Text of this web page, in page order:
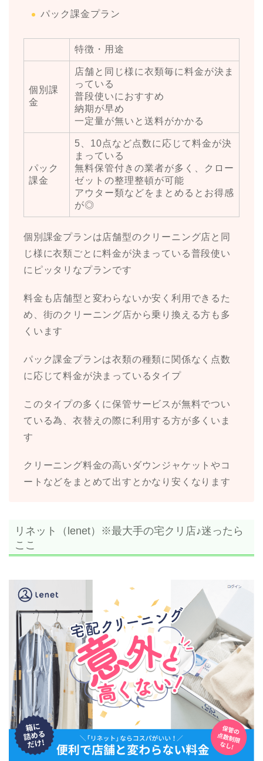
パック課金プラン
特徴・用途
個別課
金
店舗と同じ様に衣類毎に料金が決ま
っている
普段使いにおすすめ
納期が早め
一定量が無いと送料がかかる
パック
課金
5、10点など点数に応じて料金が決
まっている
無料保管付きの業者が多く、クロー
ゼットの整理整頓が可能
アウター類などをまとめるとお得感
が◎
個別課金プランは店舗型のクリーニング店と同
じ様に衣類ごとに料金が決まっている普段使い
にピッタリなプランです
料金も店舗型と変わらないか安く利用できるた
め、街のクリーニング店から乗り換える方も多
くいます
パック課金プランは衣類の種類に関係なく点数
に応じて料金が決まっているタイプ
このタイプの多くに保管サービスが無料でつい
ている為、衣替えの際に利用する方が多くいま
す
クリーニング料金の高いダウンジャケットやコ
ートなどをまとめて出すとかなり安くなります
リネット（lenet）※最大手の宅クリ店♪迷ったら
ここ